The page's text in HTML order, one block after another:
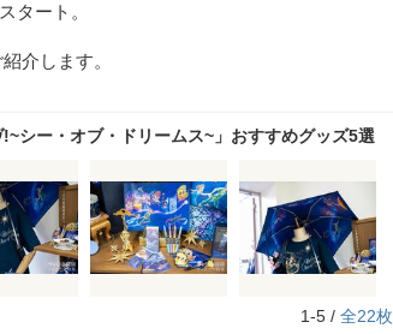
タート。
介します。
!~シー・オブ・ドリームス~」おすすめグッズ5選
1-5 / 全22枚